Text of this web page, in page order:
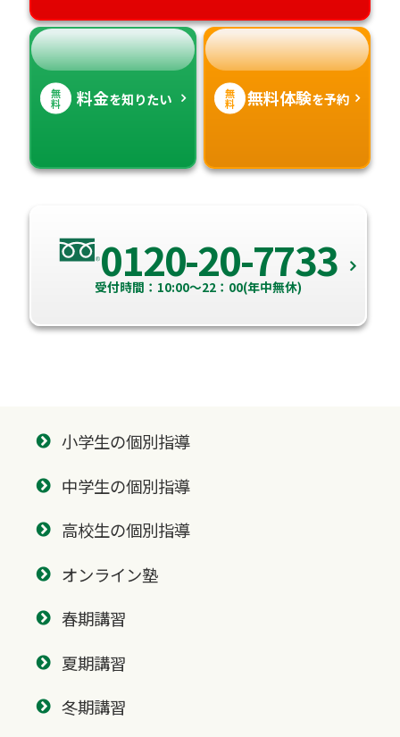
無
料 料金を知りたい 無
料 無料体験を予約
0120-20-7733
受付時間：10:00～22：00(年中無休)
小学生の個別指導
中学生の個別指導
高校生の個別指導
オンライン塾
春期講習
夏期講習
冬期講習